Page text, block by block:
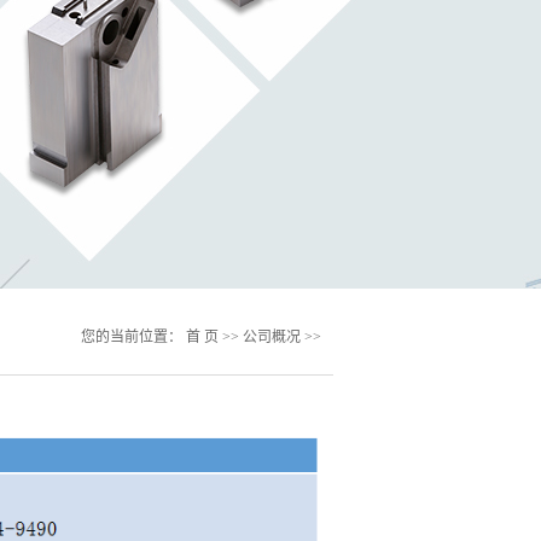
您的当前位置： 首 页 >> 公司概况 >>